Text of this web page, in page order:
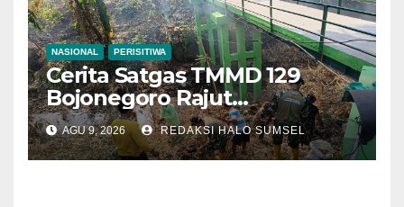
NASIONAL PERISITIWA
Cerita Satgas TMMD 129
Bojonegoro Rajut
Kebersamaan di Jembatan
Brang Etan
AGU 9, 2026 REDAKSI HALO SUMSEL